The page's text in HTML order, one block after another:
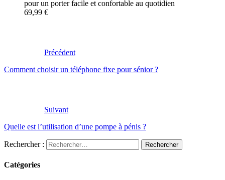
pour un porter facile et confortable au quotidien
69,99 €
Précédent
Comment choisir un téléphone fixe pour sénior ?
Suivant
Quelle est l’utilisation d’une pompe à pénis ?
Rechercher :
Catégories